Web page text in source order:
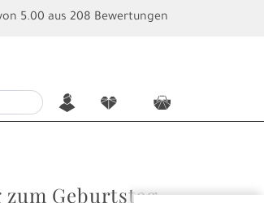
5.00 aus 208 Bewertungen
n f c
Geburtstag